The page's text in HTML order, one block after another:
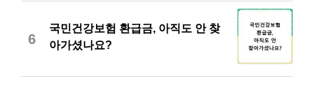
6
국민건강보험 환급금, 아직도 안 찾
아가셨나요?